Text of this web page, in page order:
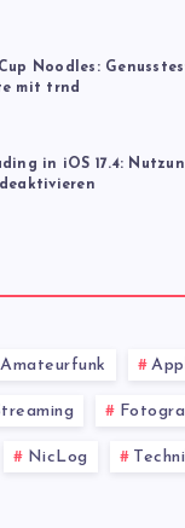
Noodles:
mit trnd
in iOS 17.4:
Amateurfunk
NicLog